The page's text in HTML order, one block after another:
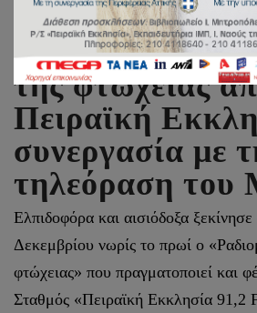
Σε εξέλιξη ο
της φτώχειας
Πειραϊκή
συνεργασία με
τηλεόραση του
Ελπιδοφόρα και αισιόδοξα
Δεκεμβρίου νωρίς το πρωί ο
φτώχειας» που πραγματοποιεί και
Σταθμός «Πειραϊκή Εκκλησία 91,2